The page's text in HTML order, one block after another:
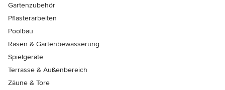
Gartenzubehör
Pflasterarbeiten
Poolbau
Rasen & Gartenbewässerung
Spielgeräte
Terrasse & Außenbereich
Zäune & Tore